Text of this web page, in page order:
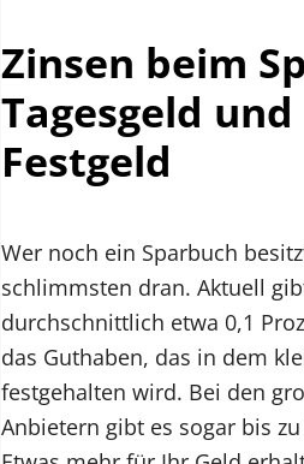
Zinsen beim
Tagesgeld und
Festgeld
Wer noch ein Sparbuch
schlimmsten dran. Aktuell
durchschnittlich etwa 0,1
das Guthaben, das in dem
festgehalten wird. Bei den
Anbietern gibt es sogar bis